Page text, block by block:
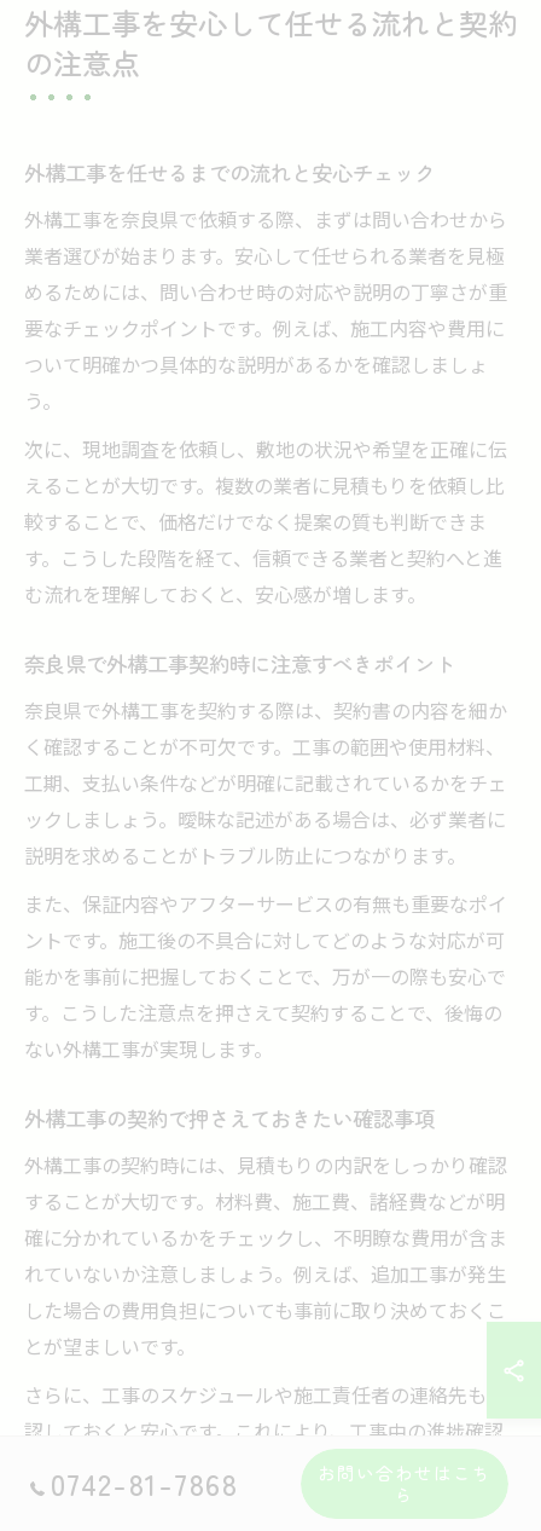
外構工事を安心して任せる流れと契約
の注意点
外構工事を任せるまでの流れと安心チェック
外構工事を奈良県で依頼する際、まずは問い合わせから
業者選びが始まります。安心して任せられる業者を見極
めるためには、問い合わせ時の対応や説明の丁寧さが重
要なチェックポイントです。例えば、施工内容や費用に
ついて明確かつ具体的な説明があるかを確認しましょ
う。
次に、現地調査を依頼し、敷地の状況や希望を正確に伝
えることが大切です。複数の業者に見積もりを依頼し比
較することで、価格だけでなく提案の質も判断できま
す。こうした段階を経て、信頼できる業者と契約へと進
む流れを理解しておくと、安心感が増します。
奈良県で外構工事契約時に注意すべきポイント
奈良県で外構工事を契約する際は、契約書の内容を細か
く確認することが不可欠です。工事の範囲や使用材料、
工期、支払い条件などが明確に記載されているかをチェ
ックしましょう。曖昧な記述がある場合は、必ず業者に
説明を求めることがトラブル防止につながります。
また、保証内容やアフターサービスの有無も重要なポイ
ントです。施工後の不具合に対してどのような対応が可
能かを事前に把握しておくことで、万が一の際も安心で
す。こうした注意点を押さえて契約することで、後悔の
ない外構工事が実現します。
外構工事の契約で押さえておきたい確認事項
外構工事の契約時には、見積もりの内訳をしっかり確認
することが大切です。材料費、施工費、諸経費などが明
確に分かれているかをチェックし、不明瞭な費用が含ま
れていないか注意しましょう。例えば、追加工事が発生
した場合の費用負担についても事前に取り決めておくこ
とが望ましいです。
さらに、工事のスケジュールや施工責任者の連絡先も確
認しておくと安心です。これにより、工事中の進捗確認
や疑問点の相談がスムーズに行えます。これらの確認事
項を押さえておくことで、納得のいく契約内容となり、
0742-81-7868
お問い合わせはこち
ら